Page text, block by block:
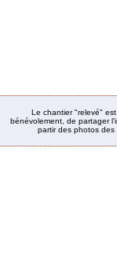
Le chantier "relevé"
bénévolement, de partager
partir des photos des